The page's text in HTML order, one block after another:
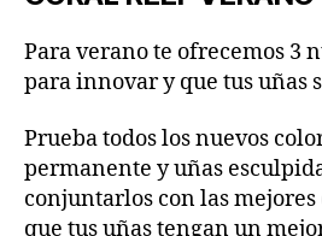
Para verano te ofrecemos 3
para innovar y que tus uñas
Prueba todos los nuevos
permanente y uñas
conjuntarlos con las
que tus uñas tengan un